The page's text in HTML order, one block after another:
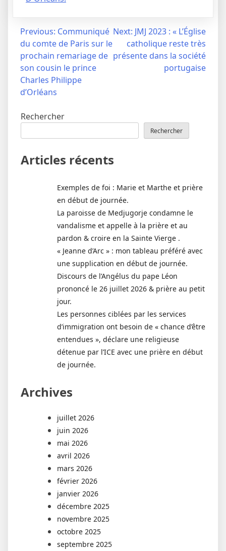
Navigation
l’article
Previous: Communiqué
du comte de Paris sur le
prochain remariage de
son cousin le prince
Charles Philippe
d’Orléans
Next: JMJ 2023 : « L’Église
catholique reste très
présente dans la société
portugaise
Rechercher
Rechercher
Articles récents
Exemples de foi : Marie et Marthe et prière
en début de journée.
La paroisse de Medjugorje condamne le
vandalisme et appelle à la prière et au
pardon & croire en la Sainte Vierge .
« Jeanne d’Arc » : mon tableau préféré avec
une supplication en début de journée.
Discours de l’Angélus du pape Léon
prononcé le 26 juillet 2026 & prière au petit
jour.
Les personnes ciblées par les services
d’immigration ont besoin de « chance d’être
entendues », déclare une religieuse
détenue par l’ICE avec une prière en début
de journée.
Archives
juillet 2026
juin 2026
mai 2026
avril 2026
mars 2026
février 2026
janvier 2026
décembre 2025
novembre 2025
octobre 2025
septembre 2025